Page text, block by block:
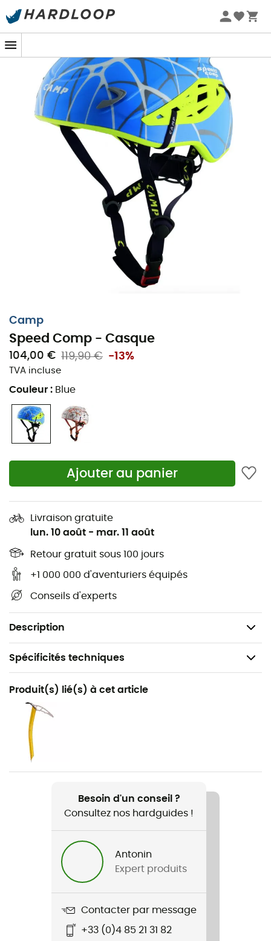
Promos d'été 🔥 -5 % EXTRA dès 2 produits* code Summer5
Camp
Speed Comp - Casque
104,00 € 119,90 € -13%
TVA incluse
Couleur : Blue
Ajouter au panier
Livraison gratuite
lun. 10 août - mar. 11 août
Retour gratuit sous 100 jours
+1 000 000 d'aventuriers équipés
Conseils d'experts
Description
Ventilé, confortable et solide, un véritable
pare-choc anti bosse.
en EPS et d'une coque en polycarbonate in-moulding.
Pour une excellente ventilation, ce
équipé d'ouvertures latérales et arrières pour une
excellente ventilation. Le
rembourrage intérieur en mousse anti-sueur. Il est
possible de fixer unmasque à ski
frontalesur leSpeed Comp! Le top descasques de ski
Spécificités techniques
Recommandé pour
Ski de randonnée / Via Ferrata / Alpinisme
Genre
Homme / Femme
Poids
Nom du produit
Speed Comp
CA: EN 12492 EN 1077/B
Produit(s) lié(s) à cet article
Besoin d'un conseil ?
Consultez nos hardguides !
Antonin
Expert produits
Contacter par message
+33 (0)4 85 21 31 82